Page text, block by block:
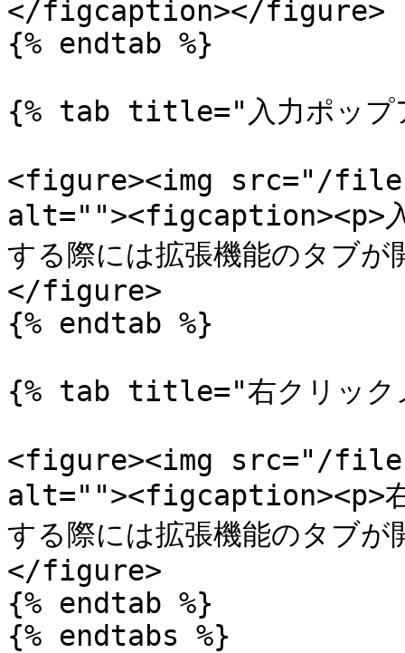
</figcaption></figure>
{% endtab %}
{% tab title="入力ポップ
<figure><img src="/
alt=""><figcaption><p>入
する際には拡張機能のタ
</figure>
{% endtab %}
{% tab title="右クリック
<figure><img src="/files/
alt=""><figcaption><p>右
する際には拡張機能のタ
</figure>
{% endtab %}
{% endtabs %}